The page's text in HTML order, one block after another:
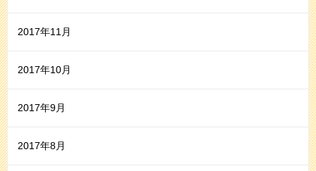
2017年11月
2017年10月
2017年9月
2017年8月